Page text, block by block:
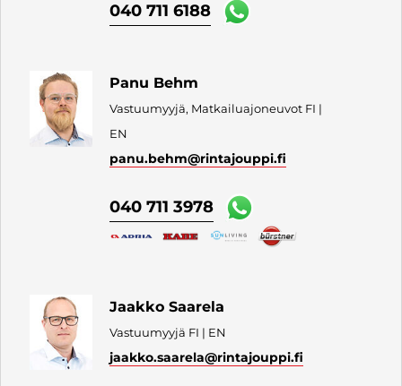
040 711 6188
Panu Behm
Vastuumyyjä, Matkailuajoneuvot FI |
EN
panu.behm@rintajouppi.fi
040 711 3978
Jaakko Saarela
Vastuumyyjä FI | EN
jaakko.saarela@rintajouppi.fi